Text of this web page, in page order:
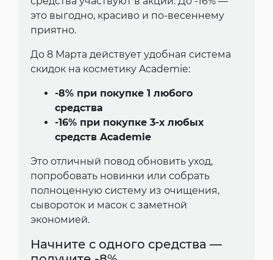
это выгодно, красиво и по-весеннему
приятно.
До 8 Марта действует удобная система
скидок на косметику Academie:
-8% при покупке 1 любого
средства
-16% при покупке 3-х любых
средств Academie
Это отличный повод обновить уход,
попробовать новинки или собрать
полноценную систему из очищения,
сывороток и масок с заметной
экономией.
Начните с одного средства —